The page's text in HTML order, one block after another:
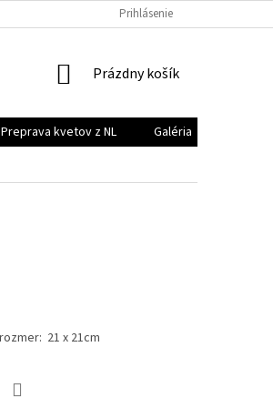
KONTAKT
Prihlásenie
NÁKUPNÝ
Prázdny košík
Preprava kvetov z NL Galéria
21 x 21cm